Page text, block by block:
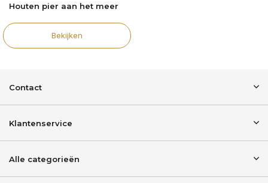
Houten pier aan het meer
Bekijken
Contact
Klantenservice
Alle categorieën